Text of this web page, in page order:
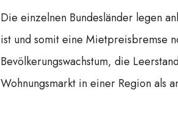
Die einzelnen Bundesländer legen
ist und somit eine Mietpreisbremse
Bevölkerungswachstum, die
Wohnungsmarkt in einer Region als